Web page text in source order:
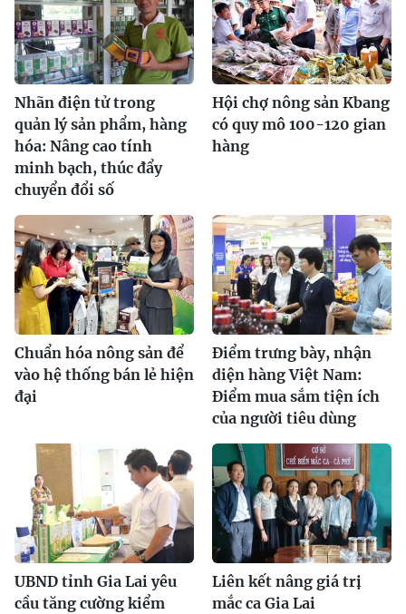
Nhãn điện tử trong
quản lý sản phẩm, hàng
hóa: Nâng cao tính
minh bạch, thúc đẩy
chuyển đổi số
Hội chợ nông sản Kbang
có quy mô 100-120 gian
hàng
Chuẩn hóa nông sản để
vào hệ thống bán lẻ hiện
đại
Điểm trưng bày, nhận
diện hàng Việt Nam:
Điểm mua sắm tiện ích
của người tiêu dùng
UBND tỉnh Gia Lai yêu
cầu tăng cường kiểm
Liên kết nâng giá trị
mắc ca Gia Lai